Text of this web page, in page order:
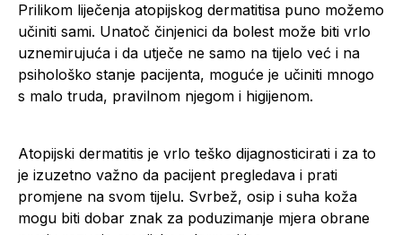
Prilikom liječenja atopijskog dermatitisa puno možemo
učiniti sami. Unatoč činjenici da bolest može biti vrlo
uznemirujuća i da utječe ne samo na tijelo već i na
psihološko stanje pacijenta, moguće je učiniti mnogo
s malo truda, pravilnom njegom i higijenom.
Atopijski dermatitis je vrlo teško dijagnosticirati i za to
je izuzetno važno da pacijent pregledava i prati
promjene na svom tijelu. Svrbež, osip i suha koža
mogu biti dobar znak za poduzimanje mjera obrane